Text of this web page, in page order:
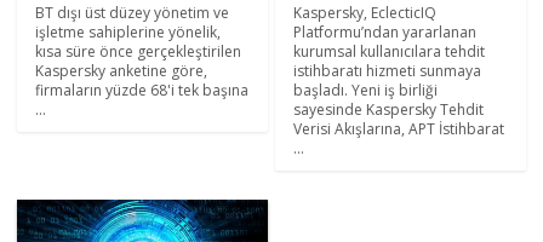
BT dışı üst düzey yönetim ve
işletme sahiplerine yönelik,
kısa süre önce gerçekleştirilen
Kaspersky anketine göre,
firmaların yüzde 68'i tek başına
...
Kaspersky, EclecticIQ
Platformu’ndan yararlanan
kurumsal kullanıcılara tehdit
istihbaratı hizmeti sunmaya
başladı. Yeni iş birliği
sayesinde Kaspersky Tehdit
Verisi Akışlarına, APT İstihbarat
...